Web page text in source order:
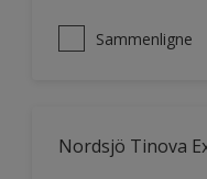
Sammenligne
Nordsjö Tinova